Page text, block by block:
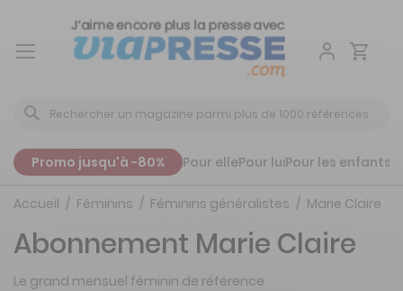
Aller
Promo jusqu'à -80% Pour ellePour luiPour les enfants
Accueil Féminins Féminins généralistes Marie Claire
Abonnement Marie Claire
Le grand mensuel féminin de référence